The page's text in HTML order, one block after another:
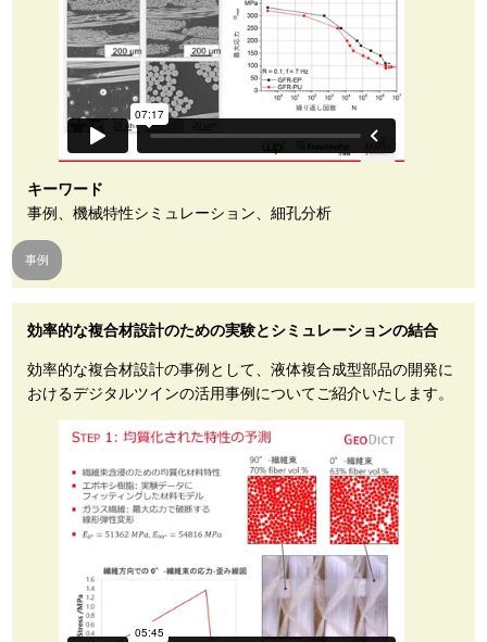
キーワード
事例、機械特性シミュレーション、細孔分析
事例
効率的な複合材設計のための実験とシミュレーションの結合
効率的な複合材設計の事例として、液体複合成型部品の開発に
おけるデジタルツインの活用事例についてご紹介いたします。